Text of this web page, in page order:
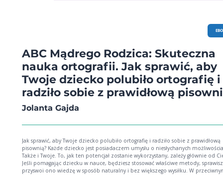
ABC Mądrego Rodzica: Skuteczna
nauka ortografii. Jak sprawić, aby
Twoje dziecko polubiło ortografię i
radziło sobie z prawidłową
Jolanta Gajda
Jak sprawić, aby Twoje dziecko polubiło ortografię i radziło sobie z prawidłową
pisownią? Każde dziecko jest posiadaczem umysłu o niesłychanych możliwościach.
Także i Twoje. To, jak ten potencjał zostanie wykorzystany, zależy głównie od
Jeśli pomagając dziecku w nauce, będziesz stosować właściwe metody,
przyswoi ono wiedzę w sposób naturalny i bez większego wysiłku. W